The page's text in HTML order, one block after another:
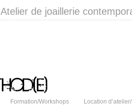
Atelier de joaillerie
Formation/Workshops Location